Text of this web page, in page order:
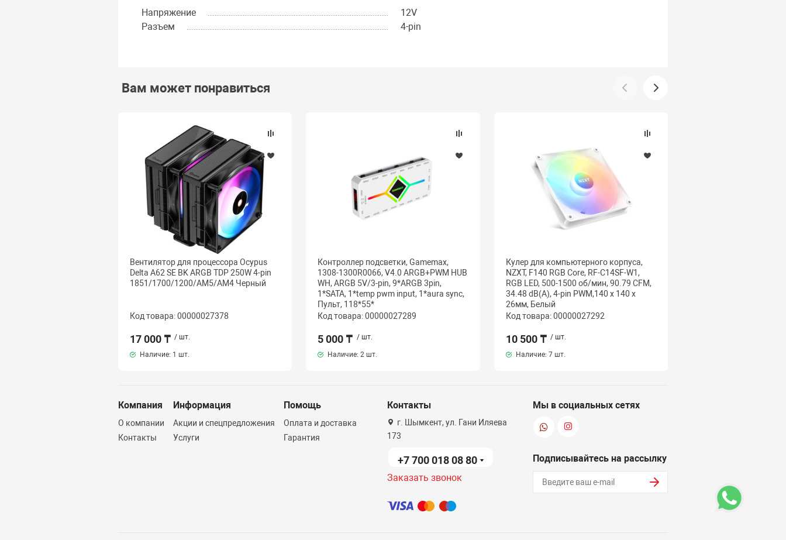
Напряжение
12V
Разъем
4-pin
Вам может понравиться
Вентилятор для процессора Ocypus
Delta A62 SE BK ARGB TDP 250W 4-pin
1851/1700/1200/AM5/AM4 Черный
Код товара: 00000027378
17 000 ₸ / шт.
Наличие: 1 шт.
Контроллер подсветки, Gamemax,
1308-1300R0066, V4.0 ARGB+PWM HUB
WH, ARGB 5V/3-pin, 9*ARGB 3pin,
1*SATA, 1*temp pwm input, 1*aura sync,
Пульт, 118*55*
Код товара: 00000027289
5 000 ₸ / шт.
Наличие:2 шт.
Кулер для компьютерного корпуса,
NZXT, F140 RGB Core, RF-C14SF-W1,
RGB LED, 500-1500 об/мин, 90.79 CFM,
34.48 dB(A), 4-pin PWM,140 х 140 х
26мм, Белый
Код товара: 00000027292
10 500 ₸ / шт.
Наличие: 7 шт.
Компания
О компании
Контакты
Информация
Акции и спецпредложения
Услуги
Помощь
Оплата и доставка
Гарантия
Контакты
г. Шымкент, ул. Гани Иляева
173
+7 700 018 08 80
Заказать звонок
Мы в социальных сетях
Подписывайтесь на рассылку